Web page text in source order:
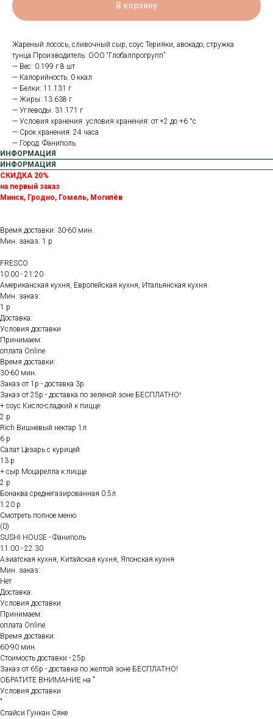
В корзину
Жареный лосось, сливочный сыр, соус Терияки, авокадо, стружка
тунца.Производитель: OOO “Глобалпрогрупп”
— Вес: 0.199 г 8 шт
— Калорийность: 0 ккал
— Белки: 11.131 г
— Жиры: 13.638 г
— Углеводы: 31.171 г
— Условия хранения: условия хранения: от +2 до +6 °с
— Срок хранения: 24 часа
— Город: Фаниполь
ИНФОРМАЦИЯ
ИНФОРМАЦИЯ
СКИДКА 20%
на первый заказ
Минск, Гродно, Гомель, Могилёв
Время доставки: 30-60 мин.
Мин. заказ: 1 р
FRESCO
10:00 - 21:20
Американская кухня, Европейская кухня, Итальянская кухня
Мин. заказ:
1 р
Доставка:
Условия доставки
Принимаем:
оплата Online
Время доставки:
30-60 мин.
Заказ от 1р - доставка 3р.
Заказ от 25р - доставка по зеленой зоне БЕСПЛАТНО!
+ соус Кисло-сладкий к пицце
2 р
Rich Вишнёвый нектар 1л
6 р
Салат Цезарь с курицей
13 р
+ сыр Моцарелла к пицце
2 р
Бонаква среднегазированная 0.5л
1.20 р
Смотреть полное меню
(0)
SUSHI HOUSE - Фаниполь
11:00 - 22:30
Азиатская кухня, Китайская кухня, Японская кухня
Мин. заказ:
Нет
Доставка:
Условия доставки
Принимаем:
оплата Online
Время доставки:
60-90 мин.
Стоимость доставки - 25р.
Заказ от 65р - доставка по желтой зоне БЕСПЛАТНО!
ОБРАТИТЕ ВНИМАНИЕ на "
Условия доставки
"
Спайси Гункан Сяке